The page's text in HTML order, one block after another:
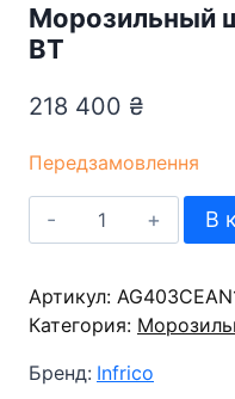
Морозильный
BT
218 400 ₴
Передзамовлення
Количество
товара
шкаф
Infrico
1003
В
Артикул:
Категория:
Бренд: Infrico